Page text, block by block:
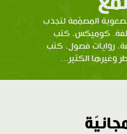
المصمّمة لتجذب
كوميكس، كتب
روايات فصول، كتب
وغيرها الكثير...